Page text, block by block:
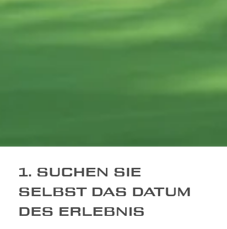
1. SUCHEN SIE
SELBST DAS DATUM
DES ERLEBNIS